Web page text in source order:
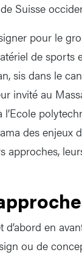
Suisse
pour le
de sports
sis dans le
invité au
des enjeux
approches,
en
ou de